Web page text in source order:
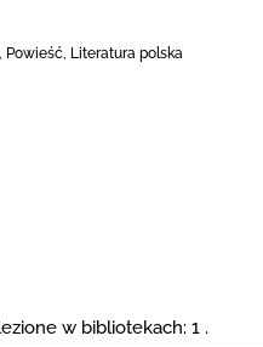
Powieść, Literatura polska
w bibliotekach: 1 .